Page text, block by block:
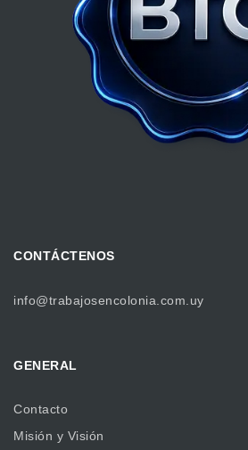
CONTÁCTENOS
info@trabajosencolonia.com.uy
GENERAL
Contacto
Misión y Visión